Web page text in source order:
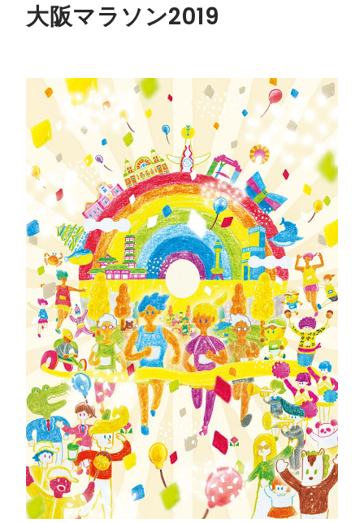
大阪マラソン2019